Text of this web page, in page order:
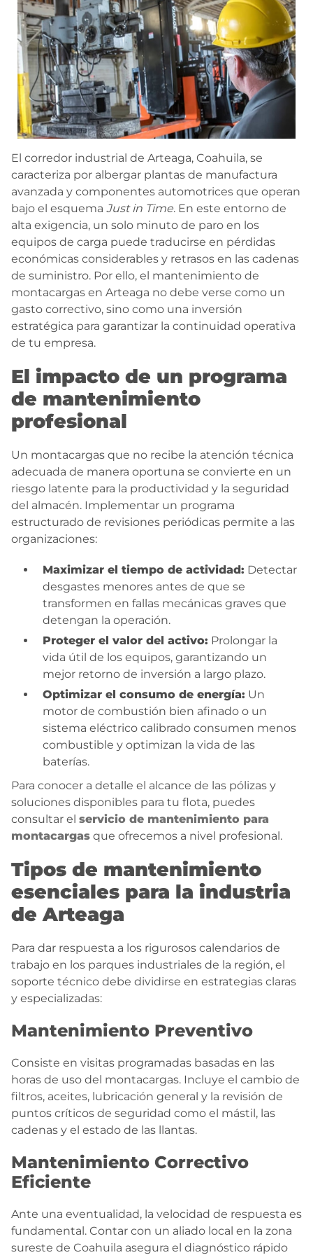
El corredor industrial de Arteaga, Coahuila, se
caracteriza por albergar plantas de manufactura
avanzada y componentes automotrices que operan
bajo el esquema Just in Time. En este entorno de
alta exigencia, un solo minuto de paro en los
equipos de carga puede traducirse en pérdidas
económicas considerables y retrasos en las cadenas
de suministro. Por ello, el mantenimiento de
montacargas en Arteaga no debe verse como un
gasto correctivo, sino como una inversión
estratégica para garantizar la continuidad operativa
de tu empresa.
El impacto de un programa
de mantenimiento
profesional
Un montacargas que no recibe la atención técnica
adecuada de manera oportuna se convierte en un
riesgo latente para la productividad y la seguridad
del almacén. Implementar un programa
estructurado de revisiones periódicas permite a las
organizaciones:
Maximizar el tiempo de actividad: Detectar
desgastes menores antes de que se
transformen en fallas mecánicas graves que
detengan la operación.
Proteger el valor del activo: Prolongar la
vida útil de los equipos, garantizando un
mejor retorno de inversión a largo plazo.
Optimizar el consumo de energía: Un
motor de combustión bien afinado o un
sistema eléctrico calibrado consumen menos
combustible y optimizan la vida de las
baterías.
Para conocer a detalle el alcance de las pólizas y
soluciones disponibles para tu flota, puedes
consultar el servicio de mantenimiento para
montacargas que ofrecemos a nivel profesional.
Tipos de mantenimiento
esenciales para la industria
de Arteaga
Para dar respuesta a los rigurosos calendarios de
trabajo en los parques industriales de la región, el
soporte técnico debe dividirse en estrategias claras
y especializadas:
Mantenimiento Preventivo
Consiste en visitas programadas basadas en las
horas de uso del montacargas. Incluye el cambio de
filtros, aceites, lubricación general y la revisión de
puntos críticos de seguridad como el mástil, las
cadenas y el estado de las llantas.
Mantenimiento Correctivo
Eficiente
Ante una eventualidad, la velocidad de respuesta es
fundamental. Contar con un aliado local en la zona
sureste de Coahuila asegura el diagnóstico rápido